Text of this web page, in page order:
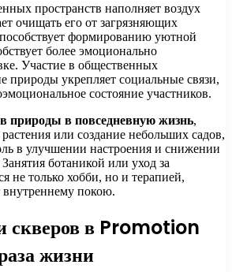
пространств наполняет воздух
очищать его от загрязняющих
формированию уютной
более эмоционально
Участие в общественных
природы укрепляет социальные связи,
состояние участников.
природы в повседневную жизнь,
или создание небольших садов,
в улучшении настроения и снижении
ботаникой или уход за
не только хобби, но и терапией,
внутреннему покою.
скверов в Promotion
жизни